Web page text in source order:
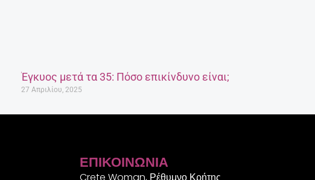
Έγκυος μετά τα 35: Πόσο επικίνδυνο είναι;
27 Απριλίου, 2025
ΕΠΙΚΟΙΝΩΝΊΑ